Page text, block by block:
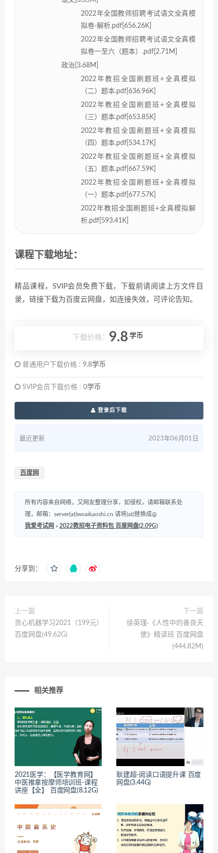
2022年全国教师招聘考试语文全真模
拟卷-解析.pdf[656.26K]
2022年全国教师招聘考试语文全真模
拟卷一至六（题本）.pdf[2.71M]
政治[3.68M]
2022年教招全国刷题班+全真模拟
（二）题本.pdf[636.96K]
2022年教招全国刷题班+全真模拟
（三）题本.pdf[653.85K]
2022年教招全国刷题班+全真模拟
（四）题本.pdf[534.17K]
2022年教招全国刷题班+全真模拟
（五）题本.pdf[667.59K]
2022年教招全国刷题班+全真模拟
（一）题本.pdf[677.57K]
2022年教招全国刷题班+全真模拟解
析.pdf[593.41K]
课程下载地址：
精品课程，SVIP会员免费下载，下载前请阅读上方文件目
录，链接下载为百度云网盘，如连接失效，可评论告知。
下载价格： 9.8 学币
普通用户下载价格 : 9.8学币
SVIP会员下载价格 : 0学币
登录后下载
最近更新 2023年06月01日
百度网
所有内容来自网络，又网友整理分享，如侵权，请邮箱联系处
理，邮箱：server(at)woaikaoshi.cn 请将(at)替换成@
我爱考试网 » 2022教招电子资料包 百度网盘(2.09G)
分享到：
上一篇
贪心机器学习2021（199元）
百度网盘(49.62G)
下一篇
徐英瑾·《人性中的善良天
使》精读班 百度网盘
(444.82M)
相关推荐
2021医学：【医学教育网】
中医推拿按摩师培训班-课程
讲座【全】 百度网盘(8.12G)
耿建超-阅读口语提升课 百度
网盘(3.44G)